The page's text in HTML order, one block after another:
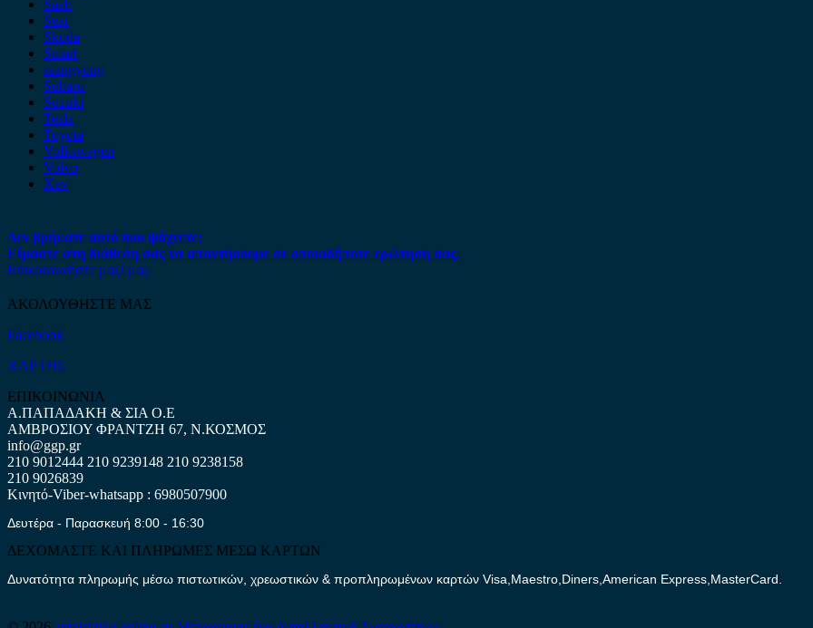
Saab
Seat
Skoda
Smart
ssangyong
Subaru
Suzuki
Tesla
Toyota
Volkswagen
Volvo
Xev
Δεν βρήκατε αυτό που ψάχνετε;
Είμαστε στη διάθεση σας να απαντήσουμε σε οποιαδήποτε ερώτηση σας.
Επικοινωνήστε μαζί μας
ΑΚΟΛΟΥΘΗΣΤΕ ΜΑΣ
Facebook
ΧΑΡΤΗΣ
ΕΠΙΚΟΙΝΩΝΙΑ
Α.ΠΑΠΑΔΑΚΗ & ΣΙΑ Ο.Ε
ΑΜΒΡΟΣΙΟΥ ΦΡΑΝΤΖΗ 67, Ν.ΚΟΣΜΟΣ
info@ggp.gr
210 9012444 210 9239148 210 9238158
210 9026839
Κινητό-Viber-whatsapp : 6980507900
Δευτέρα - Παρασκευή 8:00 - 16:30
ΔΕΧΟΜΑΣΤΕ ΚΑΙ ΠΛΗΡΩΜΕΣ ΜΕΣΩ ΚΑΡΤΩΝ
Δυνατότητα πληρωμής μέσω πιστωτικών, χρεωστικών & προπληρωμένων καρτών Visa,Maestro,Diners,American Express,MasterCard.